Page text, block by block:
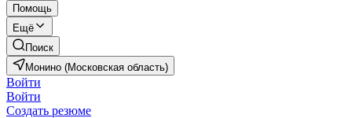
Помощь
Ещё
Поиск
Монино (Московская область)
Войти
Войти
Создать резюме